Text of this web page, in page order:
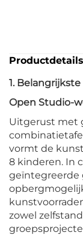
Productdetails
1.
Open Studio-
Uitgerust met
vormt de
8 kinderen. In
geïntegreerde
zowel